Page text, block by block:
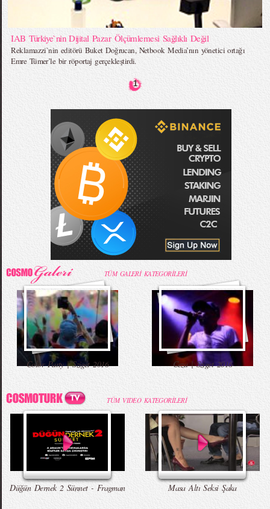
IAB Türkiye`nin Dijital Pazar Ölçümlemesi Sağlıklı Değil
Reklamazzi`nin editörü Buket Doğrucan, Netbook Media’nın yönetici ortağı
Emre Tümer’le bir röportaj gerçekleştirdi.
1
TÜM GALERİ KATEGORİLERİ
Color Party | Sziget 2016 Ceza | Sziget 2016
TÜM VIDEO KATEGORİLERİ
Düğün Dernek 2 Sünnet - Fragman Masa Altı Seksi Şaka